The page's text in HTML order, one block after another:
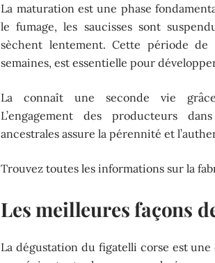
La maturation est une phase
le fumage, les saucisses sont
sèchent lentement. Cette période
semaines, est essentielle pour
La connaît une seconde vie
L’engagement des producteurs
ancestrales assure la pérennité et
Trouvez toutes les informations sur la
Les meilleures façons
La dégustation du figatelli corse est